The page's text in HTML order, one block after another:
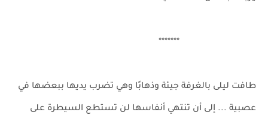
*******
طافت ليلى بالغرفة جيئة وذهابًا وهي تضرب يديها ببعضها في
عصبية ... إلى أن تنتهي أنفاسها لن تستطع السيطرة على